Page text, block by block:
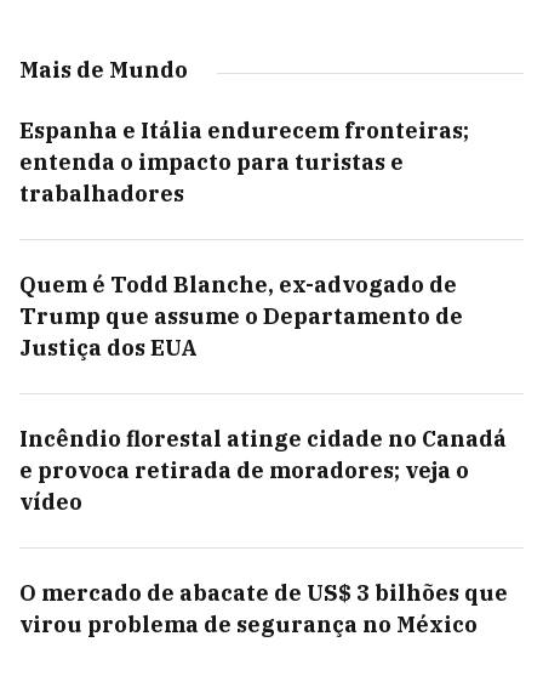
Mais de Mundo
Espanha e Itália endurecem fronteiras;
entenda o impacto para turistas e
trabalhadores
Quem é Todd Blanche, ex-advogado de
Trump que assume o Departamento de
Justiça dos EUA
Incêndio florestal atinge cidade no Canadá
e provoca retirada de moradores; veja o
vídeo
O mercado de abacate de US$ 3 bilhões que
virou problema de segurança no México